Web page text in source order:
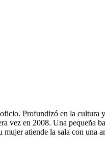
Profundizó en la cultura
vez en 2008. Una pequeña
atiende la sala con una